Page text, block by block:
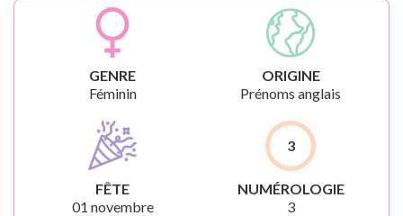
GENRE
Féminin
ORIGINE
Prénoms anglais
FÊTE
01 novembre
3
NUMÉROLOGIE
3